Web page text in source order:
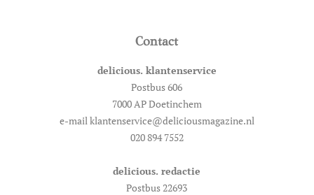
Contact
delicious. klantenservice
Postbus 606
7000 AP Doetinchem
e-mail klantenservice@deliciousmagazine.nl
020 894 7552
delicious. redactie
Postbus 22693